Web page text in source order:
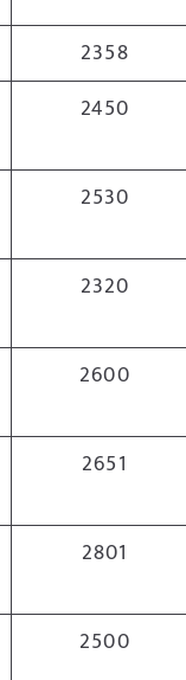
2358
2450
2530
2320
2600
2651
2801
2500